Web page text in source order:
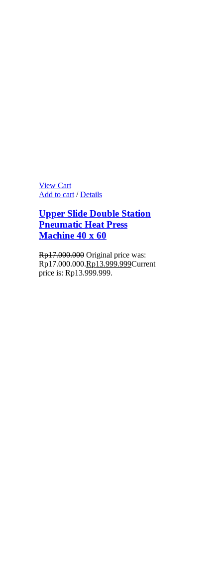
View Cart
Add to cart/ Details
Upper Slide Double Station
Pneumatic Heat Press
Machine 40 x 60
Rp17.000.000 Original price was:
Rp17.000.000.Rp13.999.999Current
price is: Rp13.999.999.